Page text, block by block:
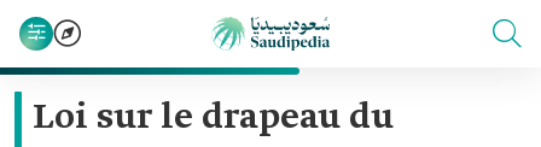
Loi sur le drapeau du